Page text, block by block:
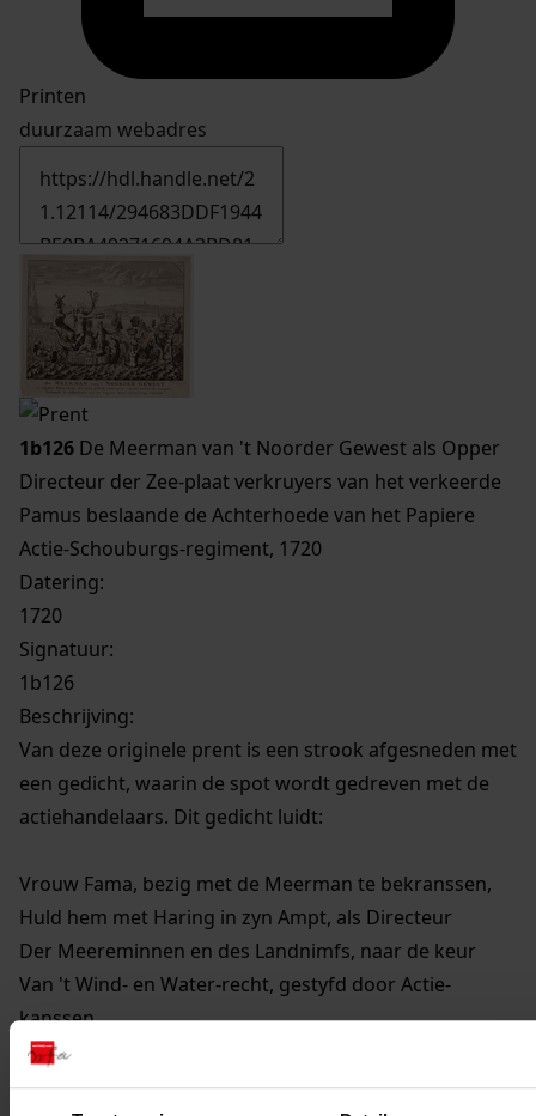
Printen
duurzaam webadres
1b126 De Meerman van 't Noorder Gewest als Opper
Directeur der Zee-plaat verkruyers van het verkeerde
Pamus beslaande de Achterhoede van het Papiere
Actie-Schouburgs-regiment, 1720
Datering:
1720
Signatuur:
1b126
Beschrijving:
Van deze originele prent is een strook afgesneden met
een gedicht, waarin de spot wordt gedreven met de
actiehandelaars. Dit gedicht luidt:
Vrouw Fama, bezig met de Meerman te bekranssen,
Huld hem met Haring in zyn Ampt, als Directeur
Der Meereminnen en des Landnimfs, naar de keur
Van 't Wind- en Water-recht, gestyfd door Actie-
kanssen.
't Schip voerd de schilden van Westvrieslands zeven
Steên;